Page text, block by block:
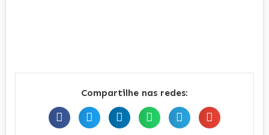
Compartilhe nas redes: